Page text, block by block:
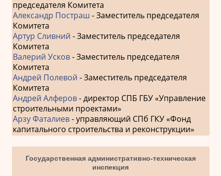
председателя Комитета
Александр Постраш - Заместитель председателя
Комитета
Артур Сливний - Заместитель председателя
Комитета
Валерий Усков- Заместитель председателя
Комитета
Андрей Полевой - Заместитель председателя
Комитета
Андрей Алферов- директор СПБ ГБУ «Управление
строительными проектами»
Арзу Фаталиев- управляющий СПб ГКУ «Фонд
капитального строительства и реконструкции»
Государственная административно-техническая
инспекция